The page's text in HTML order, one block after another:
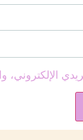
الإلكتروني،